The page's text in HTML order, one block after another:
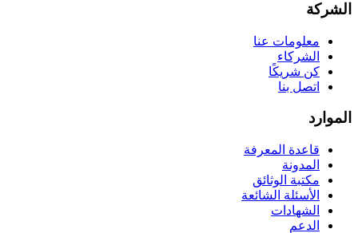
الشركة
معلومات عنا
الشركاء
كن شريكًا
اتصل بنا
الموارد
قاعدة المعرفة
المدونة
مكتبة الوثائق
الأسئلة الشائعة
الشهادات
الدعم